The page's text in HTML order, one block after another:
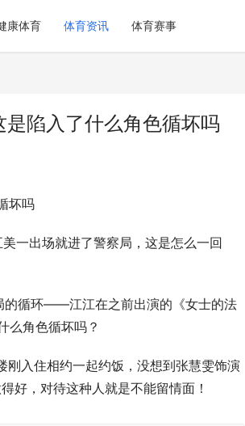
康体育 体育资讯 体育赛事
陷入了什么角色循坏吗
坏吗
一出场就进了警察局，这是怎么一回
的循环——江江在之前出演的《女士的法
么角色循坏吗？
刚入住相约一起约饭，没想到张慧雯饰演
好，对待这种人就是不能留情面！